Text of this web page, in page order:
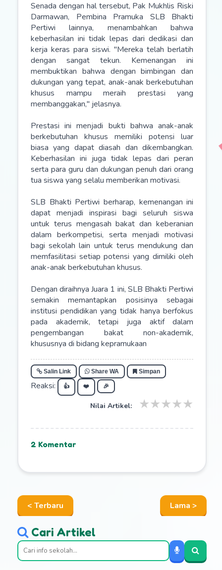
Senada dengan hal tersebut, Pak Mukhlis Riski
Darmawan, Pembina Pramuka SLB Bhakti
Pertiwi lainnya, menambahkan bahwa
keberhasilan ini tidak lepas dari dedikasi dan
kerja keras para siswi. "Mereka telah berlatih
dengan sangat tekun. Kemenangan ini
membuktikan bahwa dengan bimbingan dan
dukungan yang tepat, anak-anak berkebutuhan
khusus mampu meraih prestasi yang
membanggakan," jelasnya.
Prestasi ini menjadi bukti bahwa anak-anak
berkebutuhan khusus memiliki potensi luar
biasa yang dapat diasah dan dikembangkan.
Keberhasilan ini juga tidak lepas dari peran
serta para guru dan dukungan penuh dari orang
tua siswa yang selalu memberikan motivasi.
SLB Bhakti Pertiwi berharap, kemenangan ini
dapat menjadi inspirasi bagi seluruh siswa
untuk terus mengasah bakat dan keberanian
dalam berkompetisi, serta menjadi motivasi
bagi sekolah lain untuk terus mendukung dan
memfasilitasi setiap potensi yang dimiliki oleh
anak-anak berkebutuhan khusus.
Dengan diraihnya Juara 1 ini, SLB Bhakti Pertiwi
semakin memantapkan posisinya sebagai
institusi pendidikan yang tidak hanya berfokus
pada akademik, tetapi juga aktif dalam
pengembangan bakat non-akademik,
khususnya di bidang kepramukaan
Salin Link Share WA Simpan
Reaksi: 👍 ❤️ 🎉
Nilai Artikel: ★
★
★
★
★
2 Komentar
< Terbaru Lama >
Cari Artikel